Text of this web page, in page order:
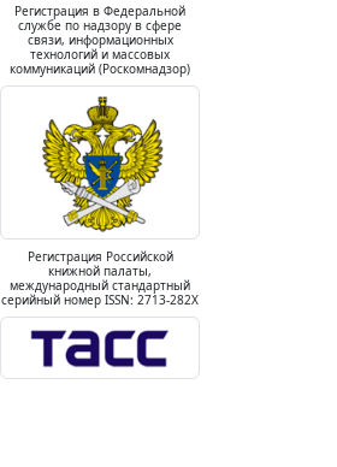
Регистрация в Федеральной
службе по надзору в сфере
связи, информационных
технологий и массовых
коммуникаций (Роскомнадзор)
Регистрация Российской
книжной палаты,
международный стандартный
серийный номер ISSN: 2713-282X